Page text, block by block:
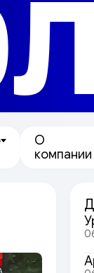
О
компании